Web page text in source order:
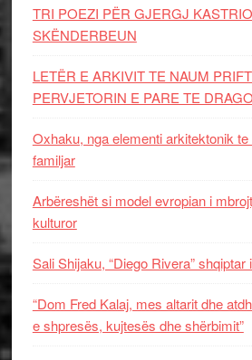
TRI POEZI PËR GJERGJ
SKËNDERBEUN
LETËR E ARKIVIT TE NAUM
PERVJETORIN E PARE TE
Oxhaku, nga elementi arkitektonik
familjar
Arbëreshët si model evropian i
kulturor
Sali Shijaku, “Diego Rivera”
“Dom Fred Kalaj, mes altarit dhe
e shpresës, kujtesës dhe shërbimit”